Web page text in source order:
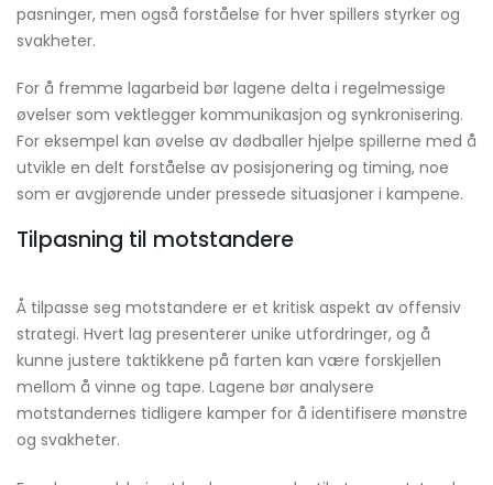
pasninger, men også forståelse for hver spillers styrker og
svakheter.
For å fremme lagarbeid bør lagene delta i regelmessige
øvelser som vektlegger kommunikasjon og synkronisering.
For eksempel kan øvelse av dødballer hjelpe spillerne med å
utvikle en delt forståelse av posisjonering og timing, noe
som er avgjørende under pressede situasjoner i kampene.
Tilpasning til motstandere
Å tilpasse seg motstandere er et kritisk aspekt av offensiv
strategi. Hvert lag presenterer unike utfordringer, og å
kunne justere taktikkene på farten kan være forskjellen
mellom å vinne og tape. Lagene bør analysere
motstandernes tidligere kamper for å identifisere mønstre
og svakheter.